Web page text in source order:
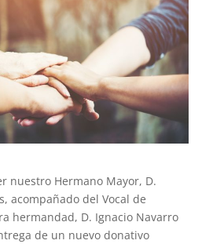
nuestro Hermano Mayor, D.
acompañado del Vocal de
hermandad, D. Ignacio Navarro
de un nuevo donativo